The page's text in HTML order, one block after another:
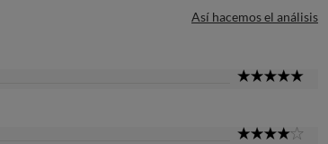
Así hacemos el análisis